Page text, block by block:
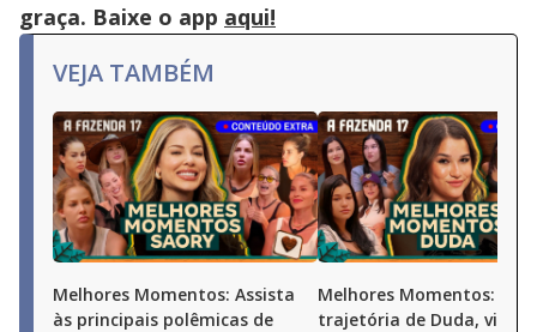
graça. Baixe o app aqui!
VEJA TAMBÉM
Melhores Momentos: Assista
às principais polêmicas de
Melhores Momentos:
trajetória de Duda, vice-